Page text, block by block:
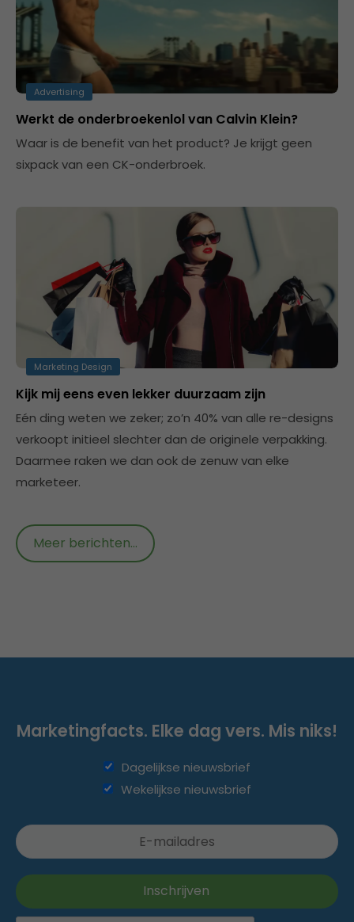
Advertising
Werkt de onderbroekenlol van Calvin Klein?
Waar is de benefit van het product? Je krijgt geen
sixpack van een CK-onderbroek.
Marketing Design
Kijk mij eens even lekker duurzaam zijn
Eén ding weten we zeker; zo’n 40% van alle re-designs
verkoopt initieel slechter dan de originele verpakking.
Daarmee raken we dan ook de zenuw van elke
marketeer.
Meer berichten...
Marketingfacts. Elke dag vers. Mis niks!
Dagelijkse nieuwsbrief
Wekelijkse nieuwsbrief